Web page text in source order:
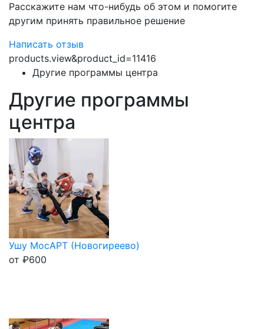
Расскажите нам что-нибудь об этом и помогите
другим принять правильное решение
Написать отзыв
products.view&product_id=11416
Другие программы центра
Другие программы
центра
Ушу МосАРТ (Новогиреево)
от ₽600